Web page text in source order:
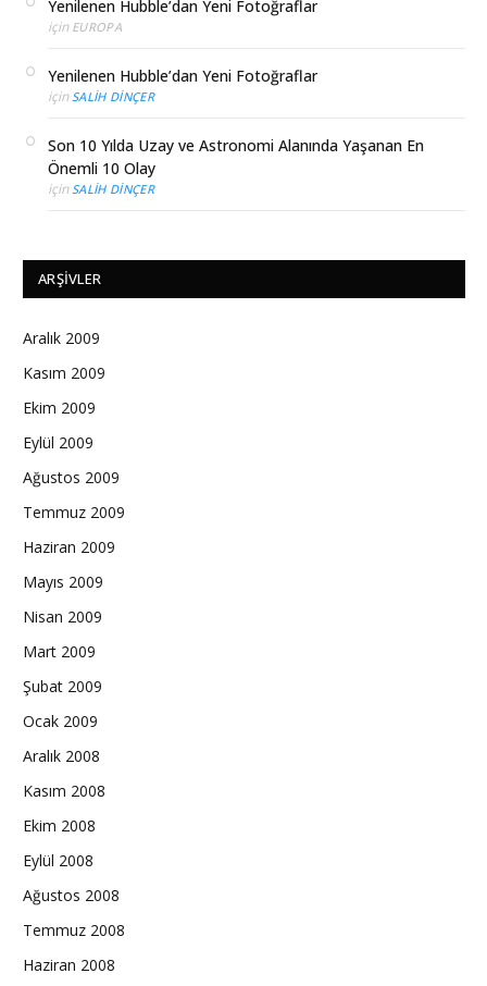
Yenilenen Hubble’dan Yeni Fotoğraflar
için EUROPA
Yenilenen Hubble’dan Yeni Fotoğraflar
için SALIH DINÇER
Son 10 Yılda Uzay ve Astronomi Alanında Yaşanan En
Önemli 10 Olay
için SALIH DINÇER
ARŞIVLER
Aralık 2009
Kasım 2009
Ekim 2009
Eylül 2009
Ağustos 2009
Temmuz 2009
Haziran 2009
Mayıs 2009
Nisan 2009
Mart 2009
Şubat 2009
Ocak 2009
Aralık 2008
Kasım 2008
Ekim 2008
Eylül 2008
Ağustos 2008
Temmuz 2008
Haziran 2008